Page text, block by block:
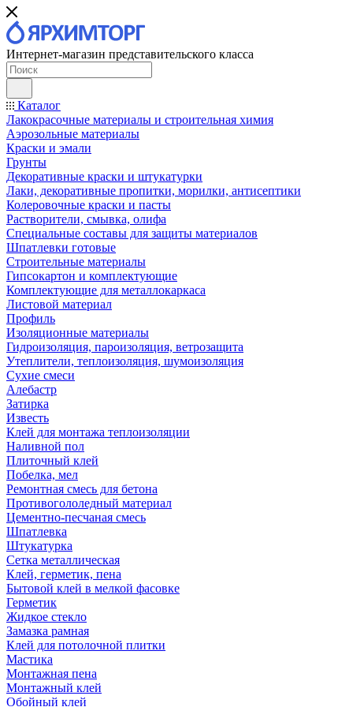
Интернет-магазин представительского класса
Каталог
Лакокрасочные материалы и строительная химия
Аэрозольные материалы
Краски и эмали
Грунты
Декоративные краски и штукатурки
Лаки, декоративные пропитки, морилки, антисептики
Колеровочные краски и пасты
Растворители, смывка, олифа
Специальные составы для защиты материалов
Шпатлевки готовые
Строительные материалы
Гипсокартон и комплектующие
Комплектующие для металлокаркаса
Листовой материал
Профиль
Изоляционные материалы
Гидроизоляция, пароизоляция, ветрозащита
Утеплители, теплоизоляция, шумоизоляция
Сухие смеси
Алебастр
Затирка
Известь
Клей для монтажа теплоизоляции
Наливной пол
Плиточный клей
Побелка, мел
Ремонтная смесь для бетона
Противогололедный материал
Цементно-песчаная смесь
Шпатлевка
Штукатурка
Сетка металлическая
Клей, герметик, пена
Бытовой клей в мелкой фасовке
Герметик
Жидкое стекло
Замазка рамная
Клей для потолочной плитки
Мастика
Монтажная пена
Монтажный клей
Обойный клей